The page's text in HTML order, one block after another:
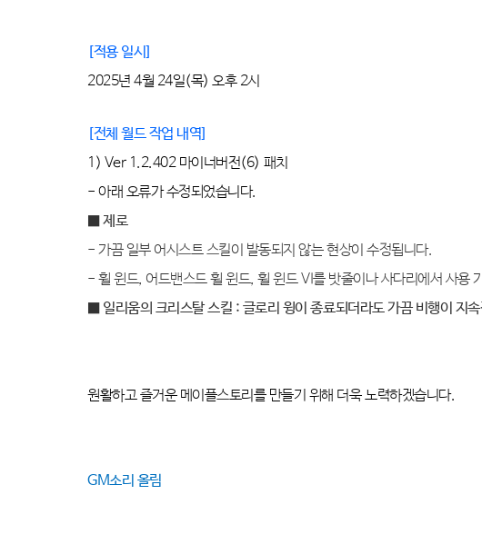
[적용 일시]
2025년 4월 24일(목)오후 2시
[전체 월드 작업 내역]
1) Ver 1.2.402 마이너버전(6) 패치
-아래 오류가 수정되었습니다.
■ 제로
- 가끔 일부 어시스트 스킬이 발동되지 않는 현상이 수정됩니다.
- 휠 윈드, 어드밴스드 휠 윈드, 휠 윈드 VI를 밧줄이나 사다리에서 사용
■ 일리움의 크리스탈 스킬 : 글로리 윙이 종료되더라도 가끔 비행이 지
원활하고 즐거운 메이플스토리를 만들기 위해 더욱 노력하겠습니다.
GM소리 올림